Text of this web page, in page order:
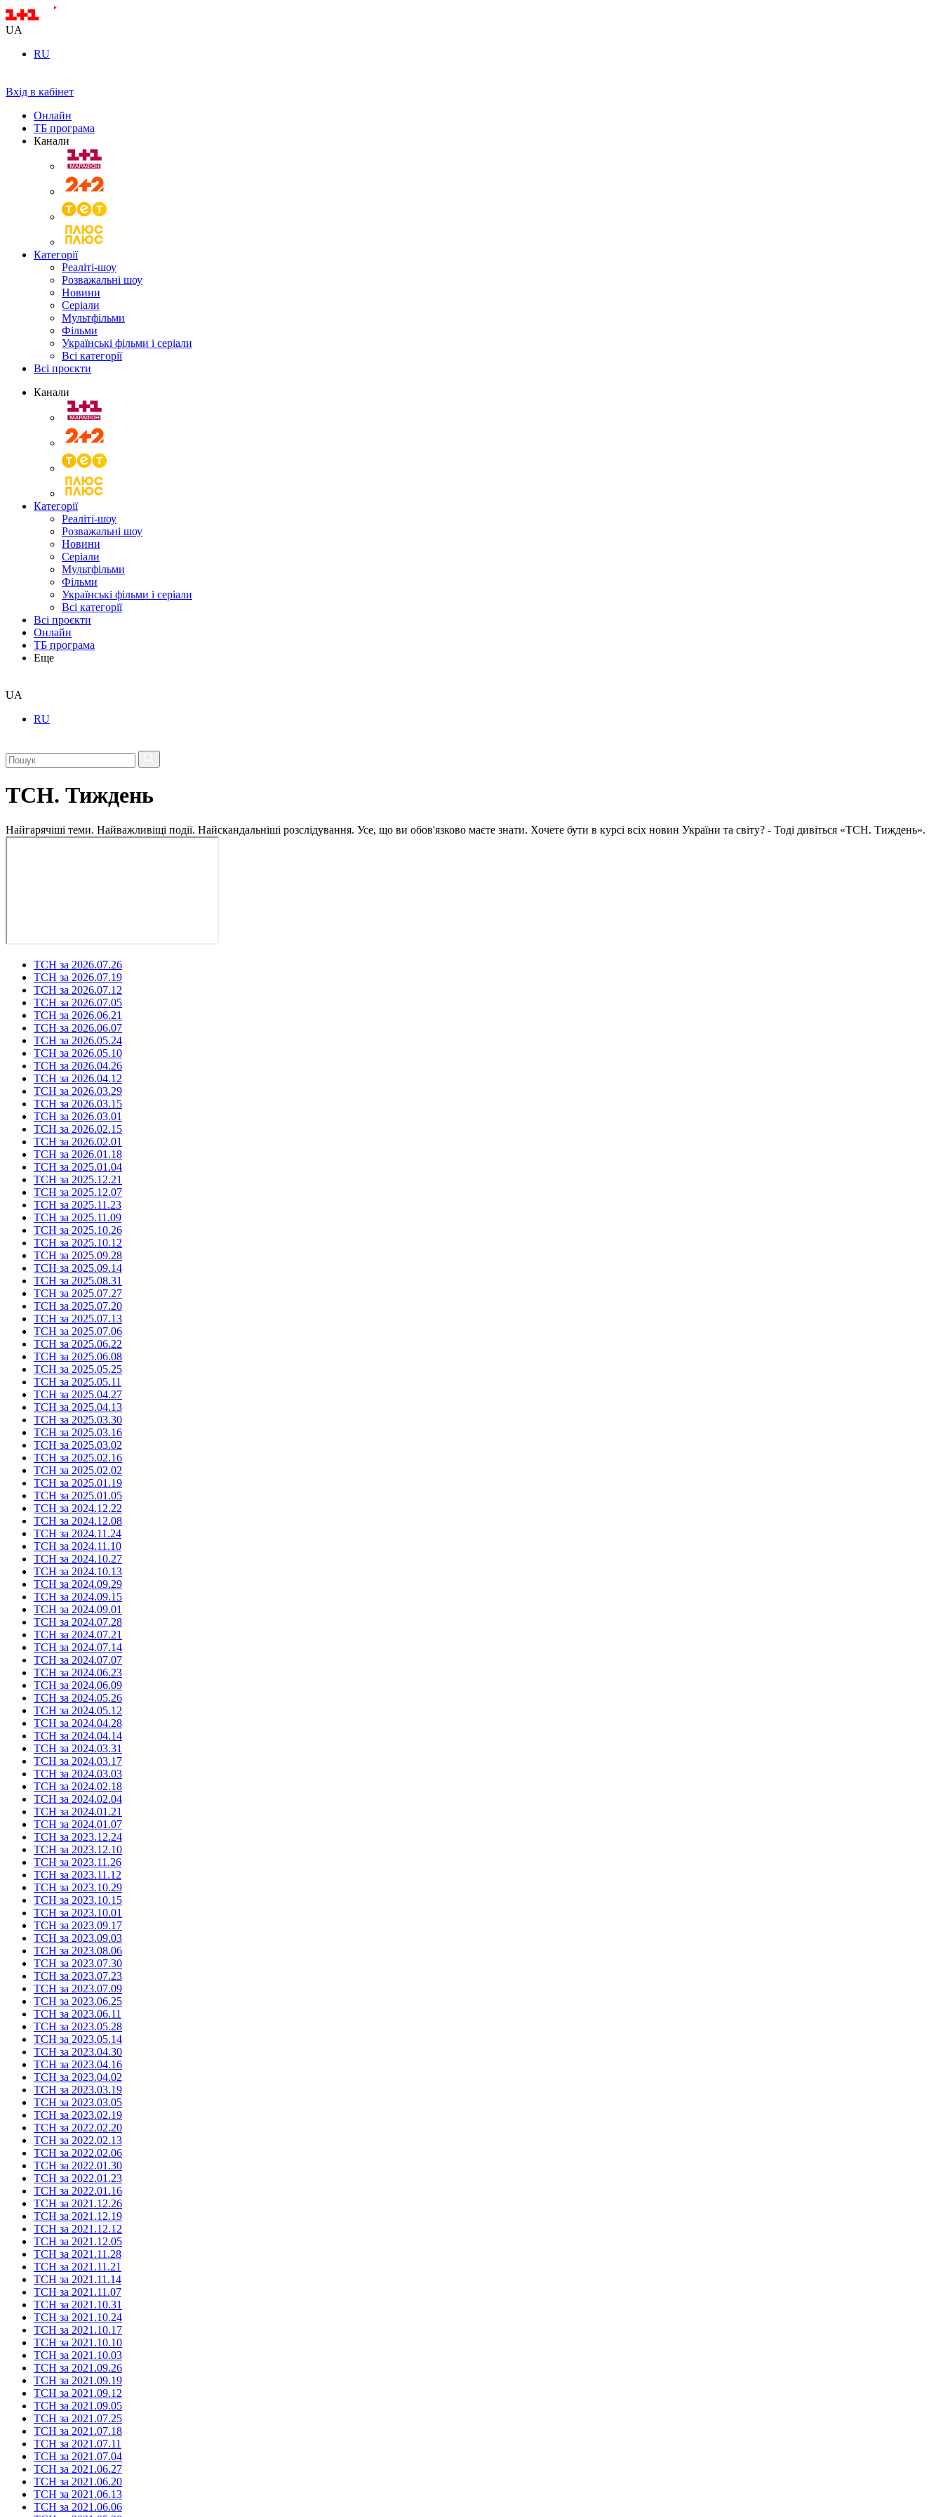
UA
RU
Вхід в кабінет
Онлайн
ТБ програма
Канали
Категорії
Реаліті-шоу
Розважальні шоу
Новини
Серіали
Мультфільми
Фільми
Українські фільми і серіали
Всі категорії
Всі проєкти
Канали
Категорії
Реаліті-шоу
Розважальні шоу
Новини
Серіали
Мультфільми
Фільми
Українські фільми і серіали
Всі категорії
Всі проєкти
Онлайн
ТБ програма
Еще
UA
RU
ТСН. Тиждень
Найгарячіші теми. Найважливіщі події. Найскандальніші розслідування. Усе, що ви обов'язково маєте знати. Хочете бути в курсі всіх новин України та світу? - Тоді дивіться «ТСН. Тиждень».
ТСН за 2026.07.26
ТСН за 2026.07.19
ТСН за 2026.07.12
ТСН за 2026.07.05
ТСН за 2026.06.21
ТСН за 2026.06.07
ТСН за 2026.05.24
ТСН за 2026.05.10
ТСН за 2026.04.26
ТСН за 2026.04.12
ТСН за 2026.03.29
ТСН за 2026.03.15
ТСН за 2026.03.01
ТСН за 2026.02.15
ТСН за 2026.02.01
ТСН за 2026.01.18
ТСН за 2025.01.04
ТСН за 2025.12.21
ТСН за 2025.12.07
ТСН за 2025.11.23
ТСН за 2025.11.09
ТСН за 2025.10.26
ТСН за 2025.10.12
ТСН за 2025.09.28
ТСН за 2025.09.14
ТСН за 2025.08.31
ТСН за 2025.07.27
ТСН за 2025.07.20
ТСН за 2025.07.13
ТСН за 2025.07.06
ТСН за 2025.06.22
ТСН за 2025.06.08
ТСН за 2025.05.25
ТСН за 2025.05.11
ТСН за 2025.04.27
ТСН за 2025.04.13
ТСН за 2025.03.30
ТСН за 2025.03.16
ТСН за 2025.03.02
ТСН за 2025.02.16
ТСН за 2025.02.02
ТСН за 2025.01.19
ТСН за 2025.01.05
ТСН за 2024.12.22
ТСН за 2024.12.08
ТСН за 2024.11.24
ТСН за 2024.11.10
ТСН за 2024.10.27
ТСН за 2024.10.13
ТСН за 2024.09.29
ТСН за 2024.09.15
ТСН за 2024.09.01
ТСН за 2024.07.28
ТСН за 2024.07.21
ТСН за 2024.07.14
ТСН за 2024.07.07
ТСН за 2024.06.23
ТСН за 2024.06.09
ТСН за 2024.05.26
ТСН за 2024.05.12
ТСН за 2024.04.28
ТСН за 2024.04.14
ТСН за 2024.03.31
ТСН за 2024.03.17
ТСН за 2024.03.03
ТСН за 2024.02.18
ТСН за 2024.02.04
ТСН за 2024.01.21
ТСН за 2024.01.07
ТСН за 2023.12.24
ТСН за 2023.12.10
ТСН за 2023.11.26
ТСН за 2023.11.12
ТСН за 2023.10.29
ТСН за 2023.10.15
ТСН за 2023.10.01
ТСН за 2023.09.17
ТСН за 2023.09.03
ТСН за 2023.08.06
ТСН за 2023.07.30
ТСН за 2023.07.23
ТСН за 2023.07.09
ТСН за 2023.06.25
ТСН за 2023.06.11
ТСН за 2023.05.28
ТСН за 2023.05.14
ТСН за 2023.04.30
ТСН за 2023.04.16
ТСН за 2023.04.02
ТСН за 2023.03.19
ТСН за 2023.03.05
ТСН за 2023.02.19
ТСН за 2022.02.20
ТСН за 2022.02.13
ТСН за 2022.02.06
ТСН за 2022.01.30
ТСН за 2022.01.23
ТСН за 2022.01.16
ТСН за 2021.12.26
ТСН за 2021.12.19
ТСН за 2021.12.12
ТСН за 2021.12.05
ТСН за 2021.11.28
ТСН за 2021.11.21
ТСН за 2021.11.14
ТСН за 2021.11.07
ТСН за 2021.10.31
ТСН за 2021.10.24
ТСН за 2021.10.17
ТСН за 2021.10.10
ТСН за 2021.10.03
ТСН за 2021.09.26
ТСН за 2021.09.19
ТСН за 2021.09.12
ТСН за 2021.09.05
ТСН за 2021.07.25
ТСН за 2021.07.18
ТСН за 2021.07.11
ТСН за 2021.07.04
ТСН за 2021.06.27
ТСН за 2021.06.20
ТСН за 2021.06.13
ТСН за 2021.06.06